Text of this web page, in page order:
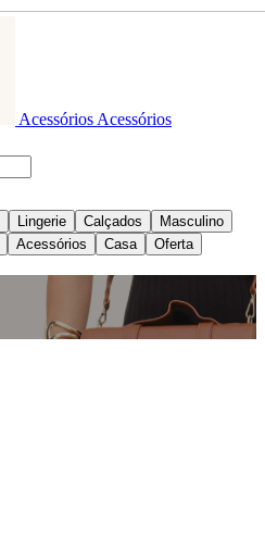
Acessórios Acessórios
Lingerie Calçados
Masculino
Acessórios Casa Oferta